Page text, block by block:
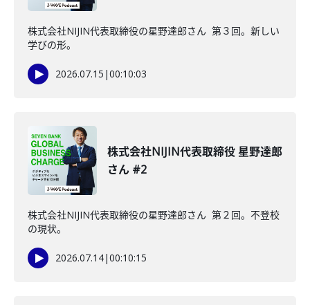
株式会社NIJIN代表取締役の星野達郎さん 第３回。新しい
学びの形。
2026.07.15 |00:10:03
株式会社NIJIN代表取締役 星野達郎
さん #2
株式会社NIJIN代表取締役の星野達郎さん 第２回。不登校
の現状。
2026.07.14|00:10:15